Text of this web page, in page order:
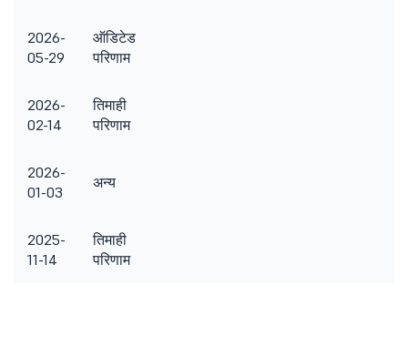
2026-
05-29
ऑडिटेड
परिणाम
2026-
02-14
तिमाही
परिणाम
2026-
01-03
अन्य
2025-
11-14
तिमाही
परिणाम